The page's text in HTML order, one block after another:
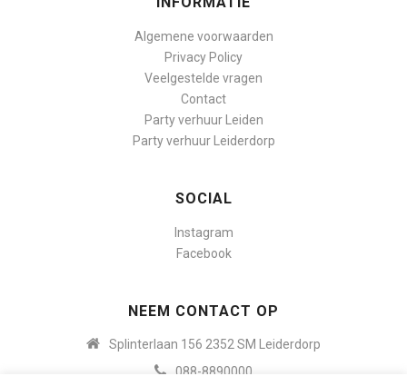
Algemene voorwaarden
Privacy Policy
Veelgestelde vragen
Contact
Party verhuur Leiden
Party verhuur Leiderdorp
SOCIAL
Instagram
Facebook
NEEM CONTACT OP
Splinterlaan 156 2352 SM Leiderdorp
088-8890000